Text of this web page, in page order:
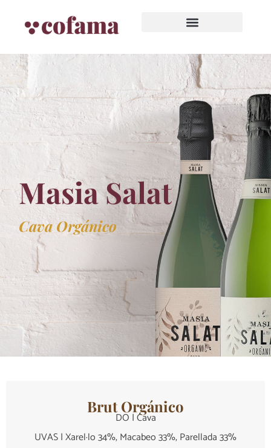
Masia Salat
Cava Orgánico
Brut Orgánico
DO | Cava
UVAS | Xarel·lo 34%, Macabeo 33%, Parellada 33%